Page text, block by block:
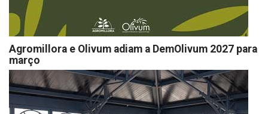
Agromillora e Olivum adiam a DemOlivum 2027 para
março